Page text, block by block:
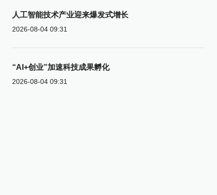
人工智能技术产业迎来爆发式增长
2026-08-04 09:31
“AI+创业”加速科技成果孵化
2026-08-04 09:31